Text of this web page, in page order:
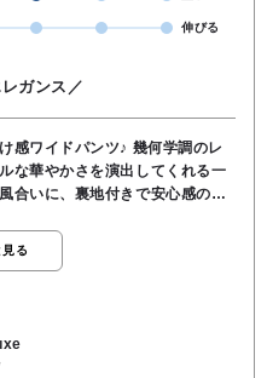
伸びる
ガンス／
感ワイドパンツ♪ 幾何学調のレ
な華やかさを演出してくれる一
合いに、裏地付きで安心感のあ
ら上品にまとまります。Tシャツ
せできれいめにも楽しめる、夏
／綿58％, ナイロン42％, 裏地
見る